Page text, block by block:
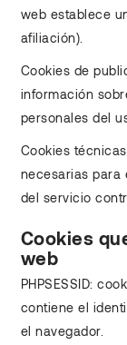
web establece
afiliación).
Cookies de
información
personales del
Cookies
necesarias para
del servicio
Cookies
web
PHPSESSID:
contiene el
el navegador.